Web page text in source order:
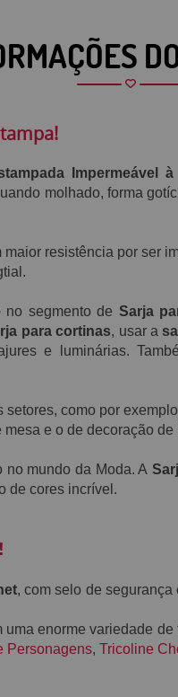
Impermeável
molhado,forma
maior resistência por ser
segmento de Sarja
para cortinas, usar a
e luminárias.
como por
e o de decoração
no mundo da Moda. AS
de cores incrível.
, com selo de
enorme variedade
Personagens, Tricoline